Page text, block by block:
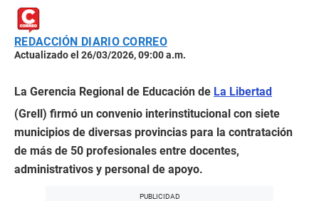
REDACCIÓN DIARIO CORREO
Actualizado el 26/03/2026, 09:00 a.m.
La Gerencia Regional de Educación de La Libertad
(Grell) firmó un convenio interinstitucional con siete
municipios de diversas provincias para la contratación
de más de 50 profesionales entre docentes,
administrativos y personal de apoyo.